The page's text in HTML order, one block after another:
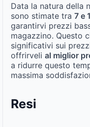
Data la natura della
sono stimate tra 7 e
garantirvi prezzi
magazzino. Questo
significativi sui
offrirveli al miglior
a ridurre questo
massima
Resi